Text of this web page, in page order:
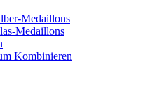
Medaillons
Medaillons
Kombinieren